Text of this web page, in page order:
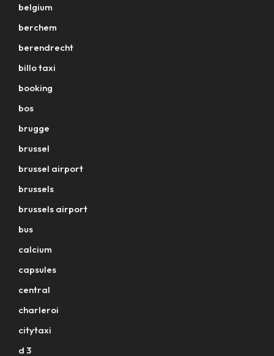
belgium
berchem
berendrecht
billo taxi
booking
bos
brugge
brussel
brussel airport
brussels
brussels airport
bus
calcium
capsules
central
charleroi
citytaxi
d 3